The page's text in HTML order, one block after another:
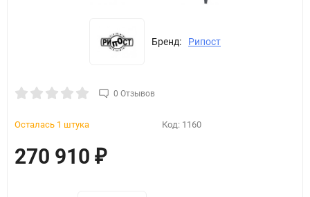
Бренд: Рипост
0 Отзывов
Осталась 1 штука Код: 1160
270 910 ₽